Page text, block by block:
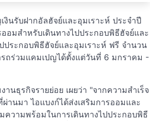
นรับฝากอัลฮัจย์และอุมเราะห์ ประจำปี
อมสำหรับเดินทางไปประกอบพิธีฮัจย์และ
ประกอบพิธีฮัจย์และอุมเราะห์ ฟรี จำนวน
ถร่วมแคมเปญได้ตั้งแต่วันที่ 6 มกราคม -
นธุรกิจรายย่อย เผยว่า "จากความสำเร็จ
านมา ไอแบงก์ได้ส่งเสริมการออมและ
ความพร้อมในการเดินทางไปประกอบพิธี